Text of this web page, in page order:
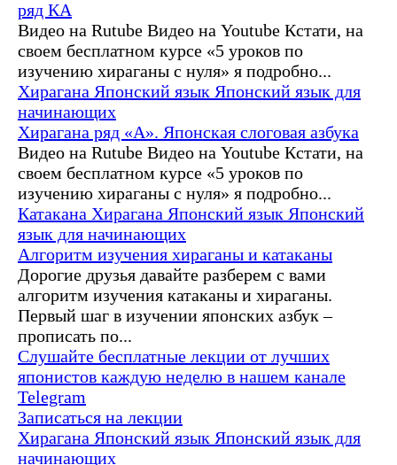
ряд КА
Видео на Rutube Видео на Youtube Кстати, на
своем бесплатном курсе «5 уроков по
изучению хираганы с нуля» я подробно...
Хирагана Японский язык Японский язык для
начинающих
Хирагана ряд «А». Японская слоговая азбука
Видео на Rutube Видео на Youtube Кстати, на
своем бесплатном курсе «5 уроков по
изучению хираганы с нуля» я подробно...
Катакана Хирагана Японский язык Японский
язык для начинающих
Алгоритм изучения хираганы и катаканы
Дорогие друзья давайте разберем с вами
алгоритм изучения катаканы и хираганы.
Первый шаг в изучении японских азбук –
прописать по...
Слушайте бесплатные лекции от лучших
японистов каждую неделю в нашем канале
Telegram
Записаться на лекции
Хирагана Японский язык Японский язык для
начинающих